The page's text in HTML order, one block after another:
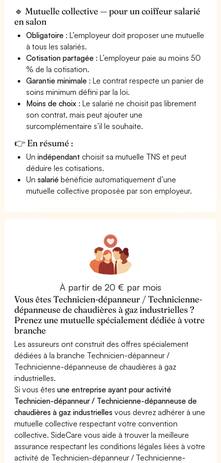
🔹 Mutuelle collective — pour un coiffeur salarié
en salon
Obligatoire : L’employeur doit proposer une mutuelle
à tous les salariés.
Cotisation partagée : L’employeur paie au moins 50
% de la cotisation.
Garantie minimale : Le contrat respecte un panier de
soins minimum défini par la loi.
Moins de choix : Le salarié ne choisit pas librement
son contrat, mais peut ajouter une
surcomplémentaire s’il le souhaite.
👉 En résumé :
Unindépendant choisit sa mutuelle TNS et peut
déduire les cotisations.
Unsalarié bénéficie automatiquement d’une
mutuelle collective proposée par son employeur.
À partir de 20 € par mois
Vous êtes Technicien-dépanneur / Technicienne-
dépanneuse de chaudières à gaz industrielles ?
Prenez une mutuelle spécialement dédiée à votre
branche
Les assureurs ont construit des offres spécialement
dédiées à la branche Technicien-dépanneur /
Technicienne-dépanneuse de chaudières à gaz
industrielles.
Si vous êtesune entreprise ayant pour activité
Technicien-dépanneur / Technicienne-dépanneuse de
chaudières à gaz industrielles vous devrez adhérer à une
mutuelle collective respectant votre convention
collective. SideCare vous aide à trouver la meilleure
assurance respectant les conditions légales liées à votre
activité de Technicien-dépanneur / Technicienne-